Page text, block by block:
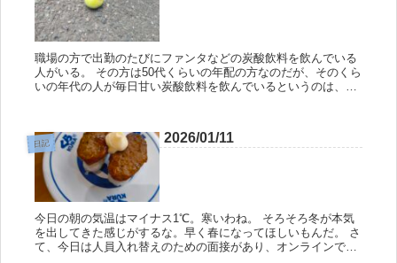
職場の方で出勤のたびにファンタなどの炭酸飲料を飲んでいる
人がいる。 その方は50代くらいの年配の方なのだが、そのくら
いの年代の人が毎日甘い炭酸飲料を飲んでいるというのは、な
日記 2026/01/11
今日の朝の気温はマイナス1℃。寒いわね。 そろそろ冬が本気
を出してきた感じがするな。早く春になってほしいもんだ。 さ
て、今日は人員入れ替えのための面接があり、オンラインで出